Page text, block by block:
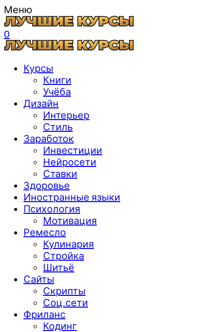
Меню
0
Курсы
Книги
Учёба
Дизайн
Интерьер
Стиль
Заработок
Инвестиции
Нейросети
Ставки
Здоровье
Иностранные языки
Психология
Мотивация
Ремесло
Кулинария
Стройка
Шитьё
Сайты
Скрипты
Соц.сети
Фриланс
Кодинг